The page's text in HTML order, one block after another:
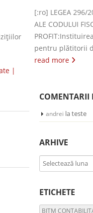
|
[:ro] LEGEA 296/
ALE CODULUI
pentru plătitorii
read more
COMENTARII
andrei lateste
ARHIVE
Arhive
ETICHETE
BITM